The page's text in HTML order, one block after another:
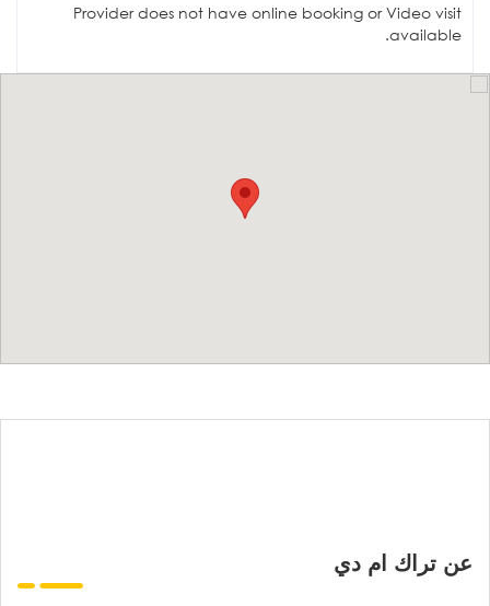
Provider does not have online booking or Video visit
available.
عن تراك ام دي